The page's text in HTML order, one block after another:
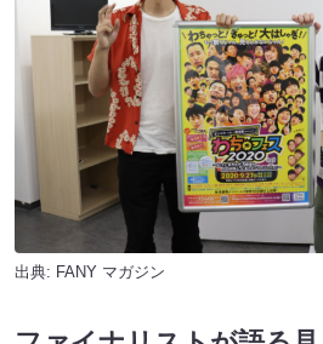
出典: FANY マガジン